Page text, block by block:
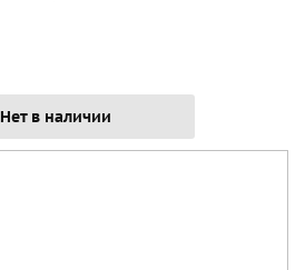
Нет в наличии